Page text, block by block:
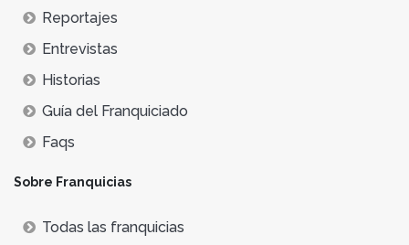
Reportajes
Entrevistas
Historias
Guía del Franquiciado
Faqs
Sobre Franquicias
Todas las franquicias